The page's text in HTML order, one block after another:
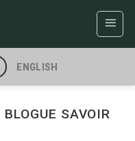
ENGLISH
BLOGUE SAVOIR